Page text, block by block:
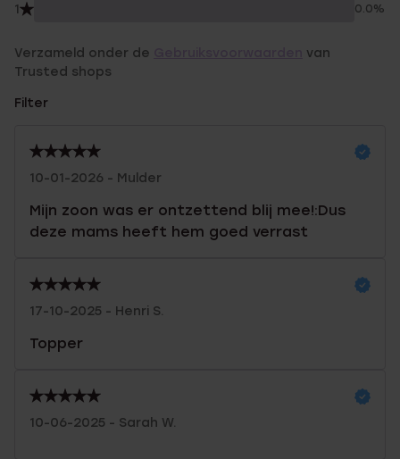
1 0.0%
Verzameld onder de
van
Trusted shops
Filter
10-01-2026 - Mulder
Mijn zoon was er ontzettend blij mee!:Dus
deze mams heeft hem goed verrast
17-10-2025 - Henri S.
Topper
10-06-2025 - Sarah W.